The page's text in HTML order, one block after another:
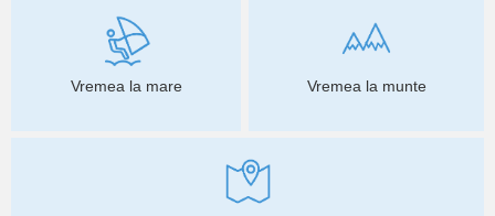
Vremea la mare Vremea la munte